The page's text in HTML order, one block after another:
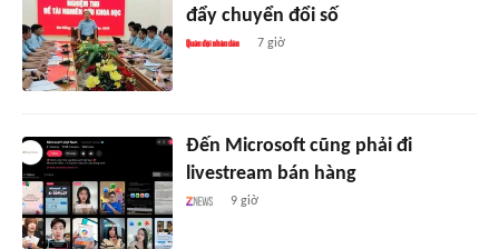
đẩy chuyển đổi số
7 giờ
Đến Microsoft cũng phải đi
livestream bán hàng
9 giờ